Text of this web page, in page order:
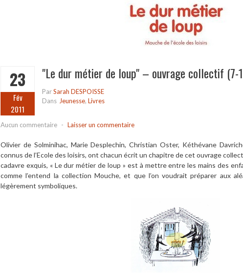
23
Fév
2011
"Le dur métier de loup" – ouvrage collectif (7-
ParSarah DESPOISSE
Dans Jeunesse, Livres
Aucun commentaire - Laisser un commentaire
Olivier de Solminihac, Marie Desplechin, Christian Oster, Kéthévane
connus de l’Ecole des loisirs, ont chacun écrit un chapitre de cet ouvrage
cadavre exquis, « Le dur métier de loup » est à mettre entre les mains des
comme l’entend la collection Mouche, et que l’on voudrait préparer aux
légèrement symboliques.